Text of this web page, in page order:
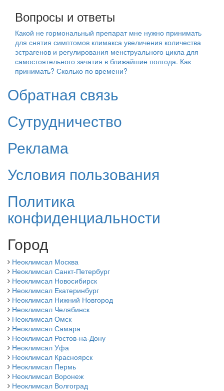
Вопросы и ответы
Какой не гормональный препарат мне нужно принимать
для снятия симптомов климакса увеличения количества
эстрагенов и регулирования менструального цикла для
самостоятельного зачатия в ближайшие полгода. Как
принимать? Сколько по времени?
Обратная связь
Сутрудничество
Реклама
Условия пользования
Политика
конфиденциальности
Город
Неоклимсал Москва
Неоклимсал Санкт-Петербург
Неоклимсал Новосибирск
Неоклимсал Екатеринбург
Неоклимсал Нижний Новгород
Неоклимсал Челябинск
Неоклимсал Омск
Неоклимсал Самара
Неоклимсал Ростов-на-Дону
Неоклимсал Уфа
Неоклимсал Красноярск
Неоклимсал Пермь
Неоклимсал Воронеж
Неоклимсал Волгоград